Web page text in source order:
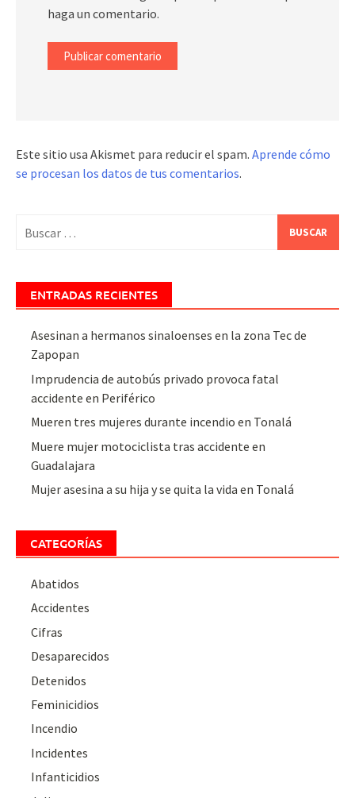
haga un comentario.
Este sitio usa Akismet para reducir el spam. Aprende cómo
se procesan los datos de tus comentarios.
ENTRADAS RECIENTES
Asesinan a hermanos sinaloenses en la zona Tec de
Zapopan
Imprudencia de autobús privado provoca fatal
accidente en Periférico
Mueren tres mujeres durante incendio en Tonalá
Muere mujer motociclista tras accidente en
Guadalajara
Mujer asesina a su hija y se quita la vida en Tonalá
CATEGORÍAS
Abatidos
Accidentes
Cifras
Desaparecidos
Detenidos
Feminicidios
Incendio
Incidentes
Infanticidios